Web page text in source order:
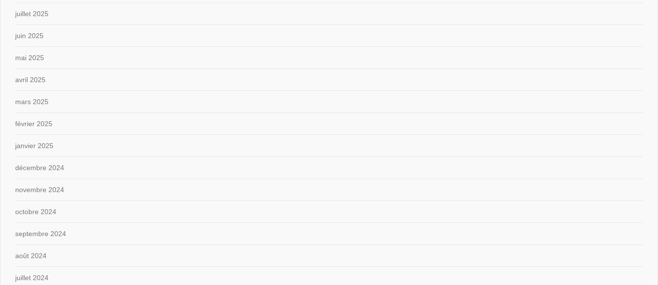
juillet 2025
juin 2025
mai 2025
avril 2025
mars 2025
février 2025
janvier 2025
décembre 2024
novembre 2024
octobre 2024
septembre 2024
août 2024
juillet 2024